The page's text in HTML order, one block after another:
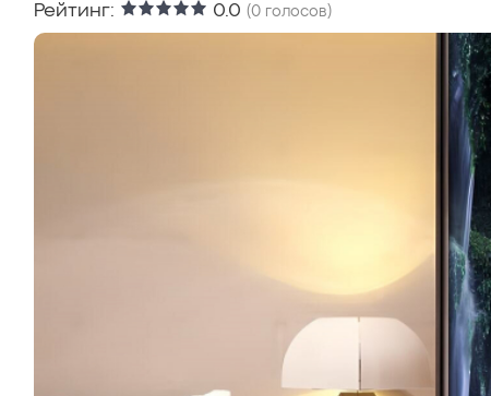
Рейтинг: 0.0 (0 голосов)